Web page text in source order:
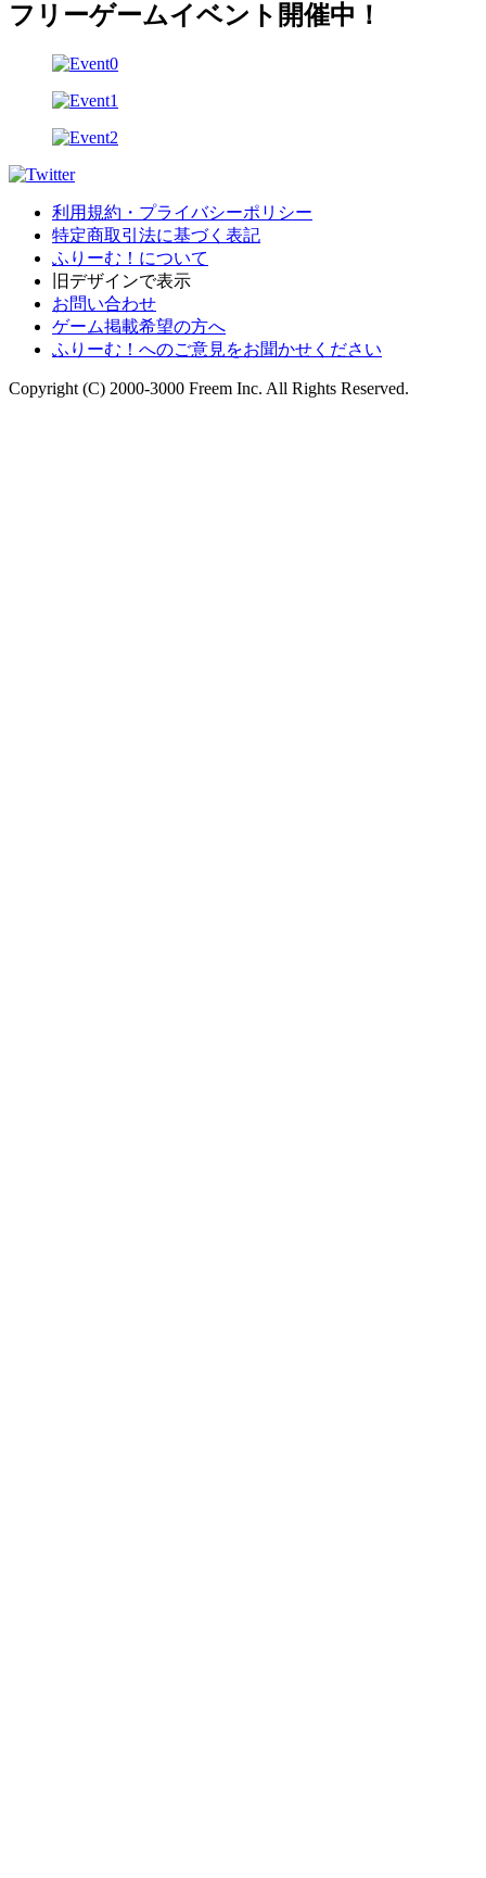
フリーゲームイベント開催中！
利用規約・プライバシーポリシー
特定商取引法に基づく表記
ふりーむ！について
旧デザインで表示
お問い合わせ
ゲーム掲載希望の方へ
ふりーむ！へのご意見をお聞かせください
Copyright (C) 2000-3000 Freem Inc. All Rights Reserved.